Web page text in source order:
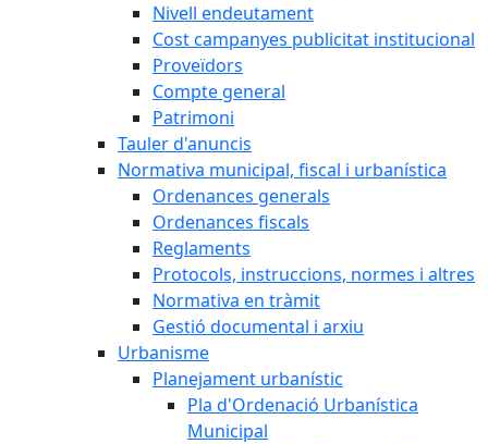
Nivell endeutament
Cost campanyes publicitat institucional
Proveïdors
Compte general
Patrimoni
Tauler d'anuncis
Normativa municipal, fiscal i urbanística
Ordenances generals
Ordenances fiscals
Reglaments
Protocols, instruccions, normes i altres
Normativa en tràmit
Gestió documental i arxiu
Urbanisme
Planejament urbanístic
Pla d'Ordenació Urbanística
Municipal